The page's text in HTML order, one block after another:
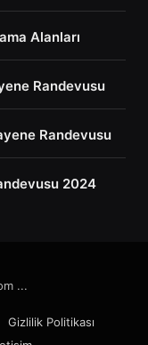
Alanları
Randevusu
Randevusu
2024
...
Gizlilik Politikası